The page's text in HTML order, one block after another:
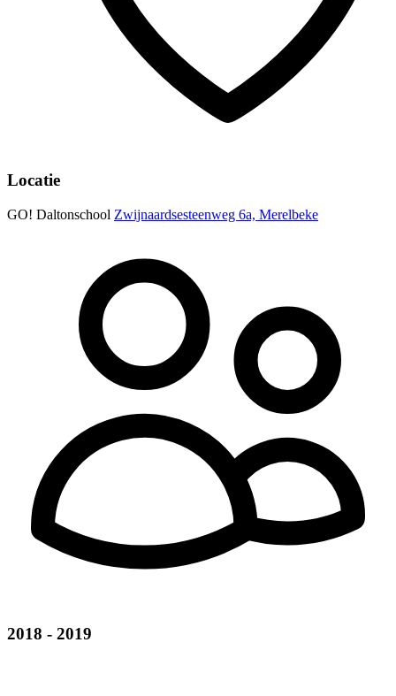
Locatie
GO! Daltonschool Zwijnaardsesteenweg 6a, Merelbeke
2018 - 2019